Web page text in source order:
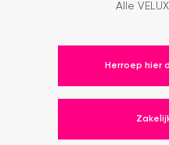
Alle
Herroep hier